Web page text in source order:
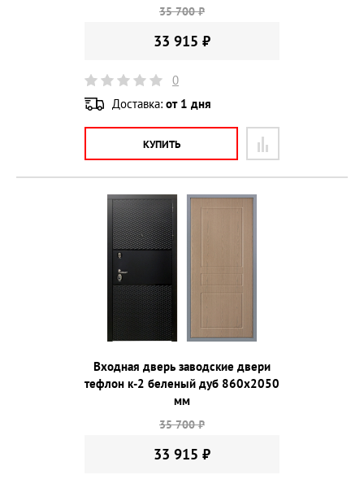
35 700 ₽
33 915 ₽
0
Доставка: от 1 дня
КУПИТЬ
Входная дверь заводские двери
тефлон к-2 беленый дуб 860х2050
мм
35 700 ₽
33 915 ₽